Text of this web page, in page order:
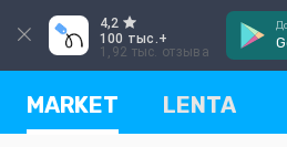
4,2
100 тыс.+
1,92 тыс. отзыва
MARKET LENTA